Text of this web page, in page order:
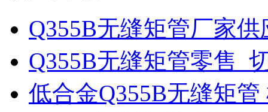
Q355B无缝矩管厂家
Q355B无缝矩管零售_
低合金Q355B无缝矩